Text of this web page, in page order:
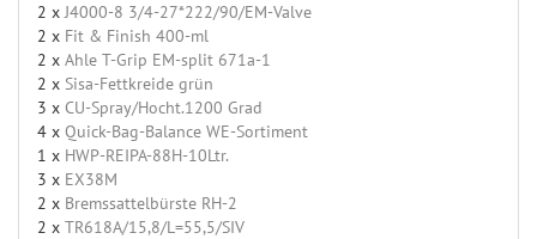
2 xJ4000-8 3/4-27*222/90/EM-Valve
2 x Fit & Finish 400-ml
2 x Ahle T-Grip EM-split 671a-1
2 x Sisa-Fettkreide grün
3 x CU-Spray/Hocht.1200 Grad
4 x Quick-Bag-Balance WE-Sortiment
1 x HWP-REIPA-88H-10Ltr.
3 x EX38M
2 x Bremssattelbürste RH-2
2 x TR618A/15,8/L=55,5/SIV